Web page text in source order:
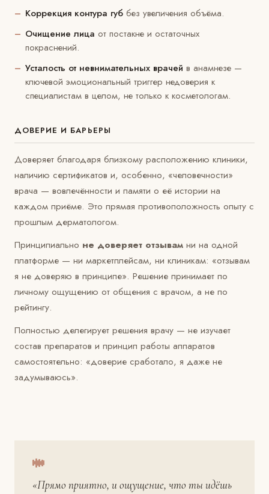
Коррекция контура губ без увеличения объёма.
Очищение лица от постакне и остаточных
покраснений.
Усталость от невнимательных врачей в анамнезе —
ключевой эмоциональный триггер недоверия к
специалистам в целом, не только к косметологам.
ДОВЕРИЕ И БАРЬЕРЫ
Доверяет благодаря близкому расположению клиники,
наличию сертификатов и, особенно, «человечности»
врача — вовлечённости и памяти о её истории на
каждом приёме. Это прямая противоположность опыту с
прошлым дерматологом.
Принципиально не доверяет отзывам ни на одной
платформе — ни маркетплейсам, ни клиникам: «отзывам
я не доверяю в принципе». Решение принимает по
личному ощущению от общения с врачом, а не по
рейтингу.
Полностью делегирует решения врачу — не изучает
состав препаратов и принцип работы аппаратов
самостоятельно: «доверие сработало, я даже не
задумываюсь».
«Прямо приятно, и ощущение, что ты идёшь